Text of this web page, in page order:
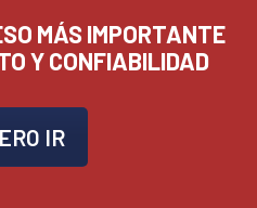
MÁS IMPORTANTE
Y CONFIABILIDAD
IR